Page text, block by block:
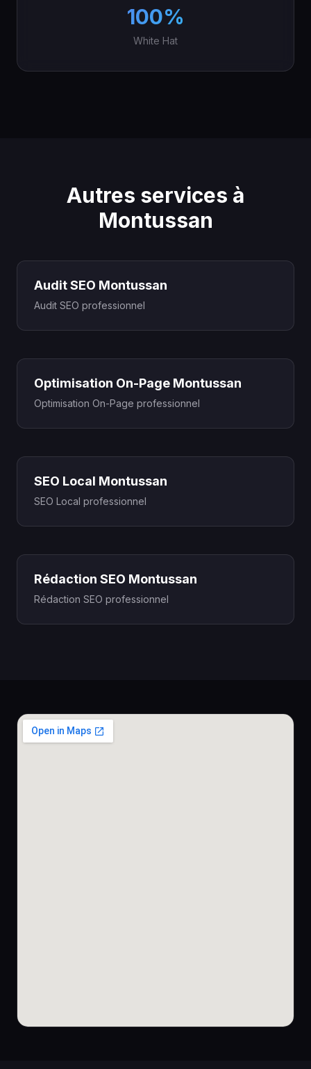
100%
White Hat
Autres services à
Montussan
Audit SEO Montussan
Audit SEO professionnel
Optimisation On-Page Montussan
Optimisation On-Page professionnel
SEO Local Montussan
SEO Local professionnel
Rédaction SEO Montussan
Rédaction SEO professionnel